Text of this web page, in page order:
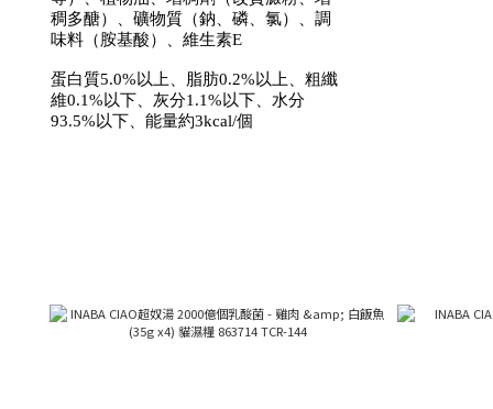
稠多醣）、礦物質（鈉、磷、氯）、調
味料（胺基酸）、維生素E
蛋白質5.0%以上、脂肪0.2%以上、粗纖
維0.1%以下、灰分1.1%以下、水分
93.5%以下、能量約3kcal/個